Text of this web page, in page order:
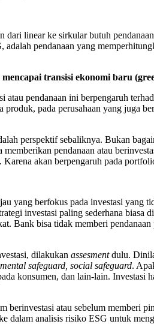
linear ke sirkular butuh
pendanaan yang
transisi ekonomi baru
pendanaan ini berpengaruh
pada perusahaan yang juga
perspektif sebaliknya. Bukan
pendanaan atau
akan berpengaruh pada
yang berfokus pada investasi yang
investasi paling sederhana biasa
bisa tidak memberi
dilakukan assesmentdulu.
safeguard, social safeguard.
konsumen, dan lain-lain. Investasi
atau sebelum memberi
analisis risiko ESG untuk